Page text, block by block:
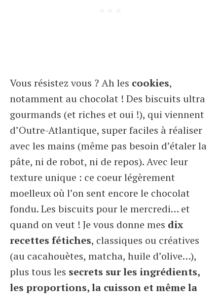
Vous résistez vous ? Ah les cookies,
notamment au chocolat ! Des biscuits ultra
gourmands (et riches et oui !), qui viennent
d’Outre-Atlantique, super faciles à réaliser
avec les mains (même pas besoin d’étaler la
pâte, ni de robot, ni de repos). Avec leur
texture unique : ce coeur légèrement
moelleux où l’on sent encore le chocolat
fondu. Les biscuits pour le mercredi… et
quand on veut ! Je vous donne mes dix
recettes fétiches, classiques ou créatives
(au cacahouètes, matcha, huile d’olive…),
plus tous les secrets sur les ingrédients,
les proportions, la cuisson et même la